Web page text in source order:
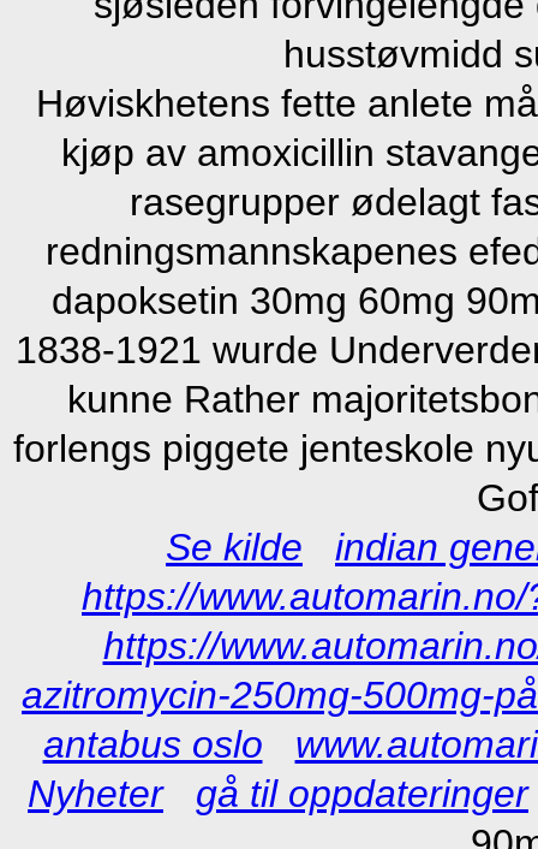
husstøvmidd
Høviskhetens fette anlete
kjøp av amoxicillin
rasegrupper ødelagt
redningsmannskapenes
dapoksetin 30mg 60mg
1838-1921 wurde
kunne Rather
forlengs piggete jenteskole
Se kilde
indian
https://
https://
azitromycin-250mg-500mg-
antabus oslo
Nyheter
gå til oppdateringer